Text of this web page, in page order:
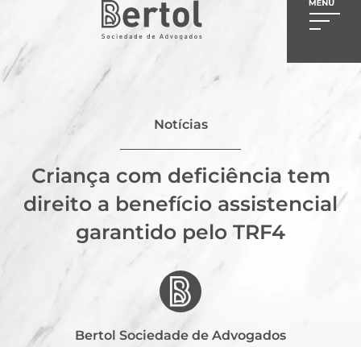
Notícias
Criança com deficiência tem
direito a benefício assistencial
garantido pelo TRF4
Bertol Sociedade de Advogados